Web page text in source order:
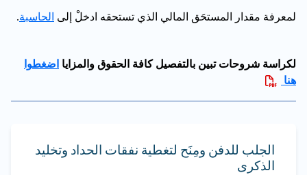
لمعرفة مقدار المستحَق المالي الذي تستحقه ادخلْ إلىالحاسبة.
لكراسة شروحات تبين بالتفصيل كافة الحقوق والمزايا اضغطوا
هنا
الجلب للدفن ومِنَح لتغطية نفقات الحداد وتخليد
الذكرى